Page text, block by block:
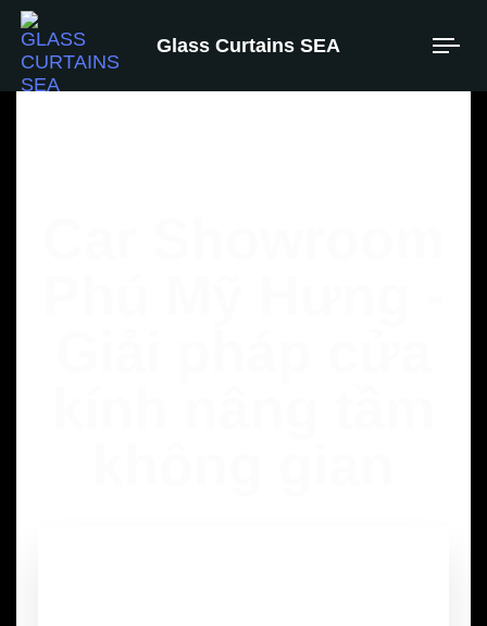
Glass Curtains SEA